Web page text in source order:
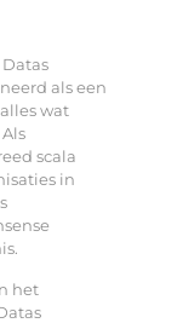
als een
wat
scala
in
het